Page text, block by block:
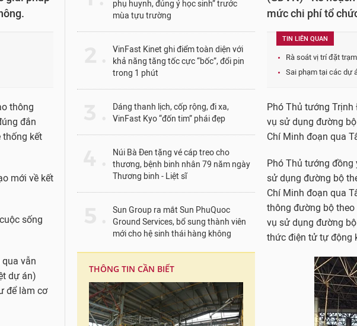
thông
đắn
thống kết
mới về kết
sống
vẫn
dự án)
để làm cơ
phụ huynh, đúng ý học sinh” trước
mùa tựu trường
VinFast Kinet ghi điểm toàn diện với
khả năng tăng tốc cực “bốc”, đổi pin
trong 1 phút
Dáng thanh lịch, cốp rộng, đi xa,
VinFast Kyo “đốn tim” phái đẹp
Núi Bà Đen tặng vé cáp treo cho
thương, bệnh binh nhân 79 năm ngày
Thương binh - Liệt sĩ
Sun Group ra mắt Sun PhuQuoc
Ground Services, bổ sung thành viên
mới cho hệ sinh thái hàng không
THÔNG TIN CẦN BIẾT
mức chi phí tổ
TIN LIÊN QUAN
Rà soát vị trí đặt
Sai phạm tại các dự
Phó Thủ tướng
vụ sử dụng đường
Chí Minh đoạn qua
Phó Thủ tướng
sử dụng đường bộ
Chí Minh đoạn qua
thông đường bộ
vụ sử dụng đường
thức điện tử tự động